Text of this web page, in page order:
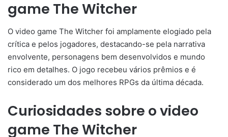
game The Witcher
O video game The Witcher foi amplamente elogiado pela
crítica e pelos jogadores, destacando-se pela narrativa
envolvente, personagens bem desenvolvidos e mundo
rico em detalhes. O jogo recebeu vários prêmios e é
considerado um dos melhores RPGs da última década.
Curiosidades sobre o video
game The Witcher